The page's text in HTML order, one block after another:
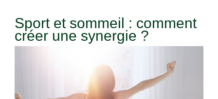
Sport et sommeil : comment
créer une synergie ?